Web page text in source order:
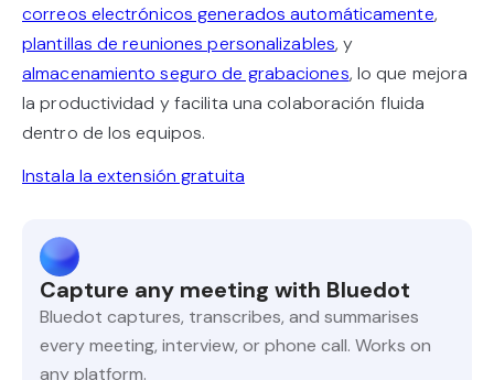
correos electrónicos generados automáticamente,
plantillas de reuniones personalizables, y
almacenamiento seguro de grabaciones, lo que mejora
la productividad y facilita una colaboración fluida
dentro de los equipos.
Instala la extensión gratuita
Capture any meeting with Bluedot
Bluedot captures, transcribes, and summarises
every meeting, interview, or phone call. Works on
any platform.